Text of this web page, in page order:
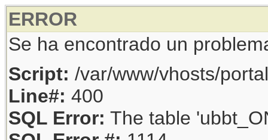
ERROR
Se ha encontrado un
Script: /var/www/vhosts/
Line#: 400
SQL Error: The table